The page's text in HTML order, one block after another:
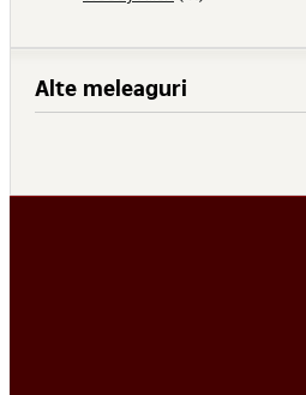
Alte meleaguri